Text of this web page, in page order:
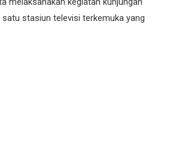
satu stasiun televisi terkemuka yang